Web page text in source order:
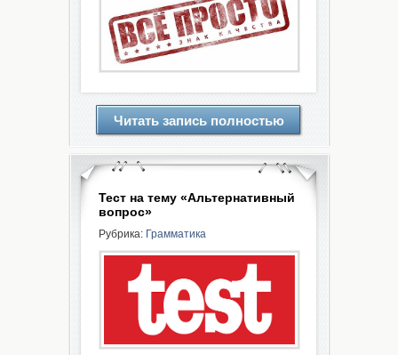
Читать запись полностью
Тест на тему «Альтернативный
вопрос»
Рубрика: Грамматика